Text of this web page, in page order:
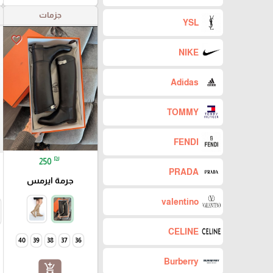
YSL
NIKE
Adidas
TOMMY
FENDI
PRADA
valentino
CELINE
Burberry
جزمات
favorite_border
250 ₪
جرمة ايرمس
36
37
38
39
40
add_shopping_cart